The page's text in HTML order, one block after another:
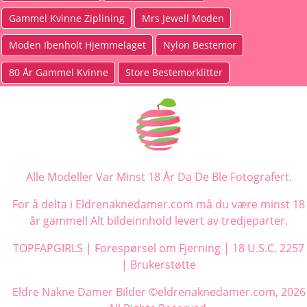
Gammel Kvinne Ziplining Mrs Jewell Moden
Moden Ibenholt Hjemmelaget Nylon Bestemor
80 År Gammel Kvinne Store Bestemorklitter
Alle Modeller Var Minst 18 År Da De Ble Fotografert.
For å delta i Eldrenaknedamer.com må du være minst 18
år gammel! Alt bildeinnhold levert av tredjeparter.
TOPFAPGIRLS | Forespørsel om Fjerning | 18 U.S.C. 2257
| Brukerstøtte
Eldre Nakne Damer Bilder ©eldrenaknedamer.com, 2026